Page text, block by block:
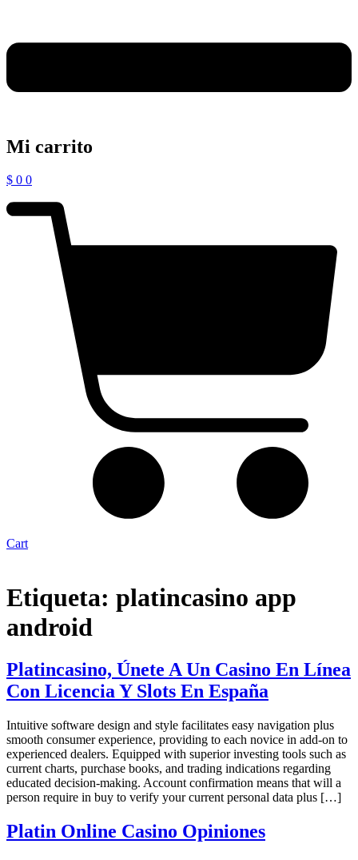
Mi carrito
$ 0 0
Cart
Etiqueta: platincasino app
android
Platincasino, Únete A Un Casino En Línea
Con Licencia Y Slots En España
Intuitive software design and style facilitates easy navigation plus
smooth consumer experience, providing to each novice in add-on to
experienced dealers. Equipped with superior investing tools such as
current charts, purchase books, and trading indications regarding
educated decision-making. Account confirmation means that will a
person require in buy to verify your current personal data plus […]
Platin Online Casino Opiniones